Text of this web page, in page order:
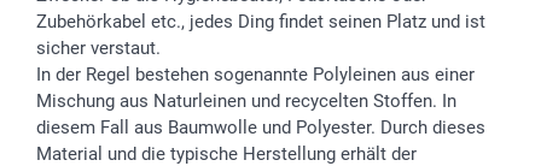
smartgarantie
smartbonus
Zubehörkabel etc., jedes Ding findet seinen Platz und ist
sicher verstaut.
In der Regel bestehen sogenannte Polyleinen aus einer
Mischung aus Naturleinen und recycelten Stoffen. In
diesem Fall aus Baumwolle und Polyester. Durch dieses
Material und die typische Herstellung erhält der